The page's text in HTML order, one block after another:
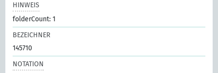
HINWEIS
folderCount: 1
BEZEICHNER
145710
NOTATION